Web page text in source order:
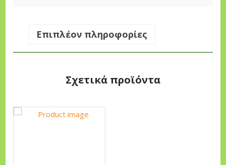
h
9
5
ό
Επιπλέον πληροφορίες
Σχετικά προϊόντα